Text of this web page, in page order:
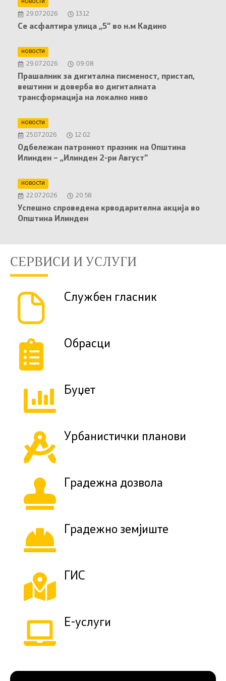
НОВОСТИ
29.07.2026 13:12
Се асфалтира улица „5“ во н.м Кадино
НОВОСТИ
29.07.2026 09:08
Прашалник за дигитална писменост, пристап,
вештини и доверба во дигиталната
трансформација на локално ниво
НОВОСТИ
25.07.2026 12:02
Oдбележан патрониот празник на Општина
Илинден – „Илинден 2-ри Август“
НОВОСТИ
22.07.2026 20:58
Успешно спроведена крводарителна акција во
Општина Илинден
СЕРВИСИ И УСЛУГИ
Службен гласник
Обрасци
Буџет
Урбанистички планови
Градежна дозвола
Градежно земјиште
ГИС
Е-услуги